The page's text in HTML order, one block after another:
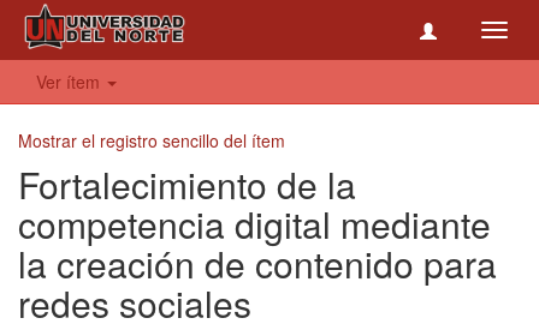
Ver ítem
Mostrar el registro sencillo del ítem
Fortalecimiento de la
competencia digital mediante
la creación de contenido para
redes sociales